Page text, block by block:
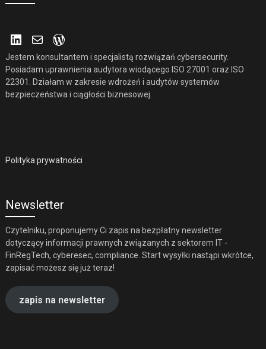
LinkedIn
Mail
Jestem konsultantem i specjalistą rozwiązań cybersecurity.
Posiadam uprawnienia audytora wiodącego ISO 27001 oraz ISO
22301. Działam w zakresie wdrożeń i audytów systemów
bezpieczeństwa i ciągłości biznesowej.
Polityka prywatności
Newsletter
Czytelniku, proponujemy Ci zapis na bezpłatny newsletter
dotyczący informacji prawnych związanych z sektorem IT -
FinRegTech, cyberesec, compliance. Start wysyłki nastąpi wkrótce,
zapisać możesz się już teraz!
zapis na newsletter